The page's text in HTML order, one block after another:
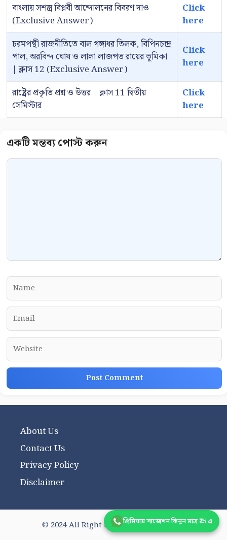
বাংলায় সশস্ত্র বিপ্লবী আন্দোলনের বিবরণ দাও
(Exclusive Answer)
Click
here
চরমপন্থী রাজনীতিতে বাল গঙ্গাধর তিলক, বিপিনচন্দ্র
পাল, অরবিন্দ ঘোষ ও লালা লাজপত রায়ের ভূমিকা
| ক্লাস 12 (Exclusive Answer)
Click
here
রাষ্ট্রের প্রকৃতি প্রশ্ন ও উত্তর | ক্লাস 11 দ্বিতীয়
সেমিস্টার
Click
here
Comment
Name
Email
Website
About Us
Contact Us
Privacy Policy
Disclaimer
© 2024 All Right Reserved wbhsnote.in
প্রিমিয়াম সাজেশন কিনুন মাত্র ₹25 এ